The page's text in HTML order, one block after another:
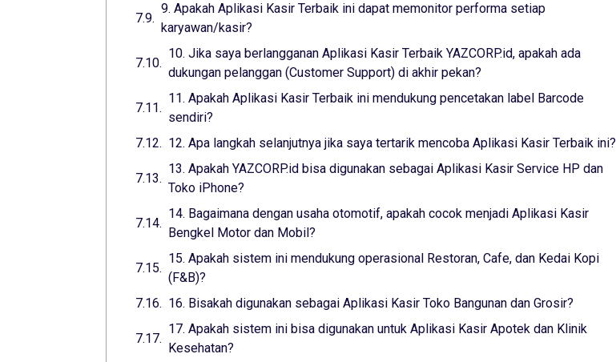
9. Apakah Aplikasi Kasir Terbaik ini dapat memonitor performa setiap
karyawan/kasir?
10. Jika saya berlangganan Aplikasi Kasir Terbaik YAZCORP.id, apakah ada
dukungan pelanggan (Customer Support) di akhir pekan?
11. Apakah Aplikasi Kasir Terbaik ini mendukung pencetakan label Barcode
sendiri?
12. Apa langkah selanjutnya jika saya tertarik mencoba Aplikasi Kasir Terbaik ini?
13. Apakah YAZCORP.id bisa digunakan sebagai Aplikasi Kasir Service HP dan
Toko iPhone?
14. Bagaimana dengan usaha otomotif, apakah cocok menjadi Aplikasi Kasir
Bengkel Motor dan Mobil?
15. Apakah sistem ini mendukung operasional Restoran, Cafe, dan Kedai Kopi
(F&B)?
16. Bisakah digunakan sebagai Aplikasi Kasir Toko Bangunan dan Grosir?
17. Apakah sistem ini bisa digunakan untuk Aplikasi Kasir Apotek dan Klinik
Kesehatan?